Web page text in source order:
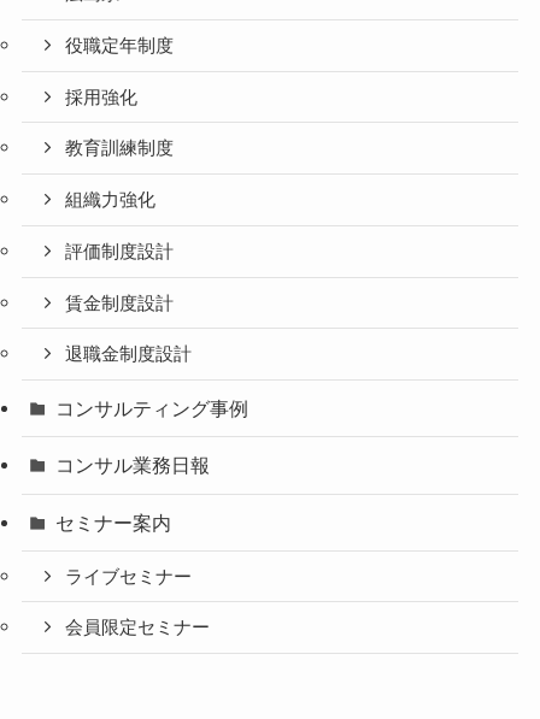
役職定年制度
採用強化
教育訓練制度
組織力強化
評価制度設計
賃金制度設計
退職金制度設計
コンサルティング事例
コンサル業務日報
セミナー案内
ライブセミナー
会員限定セミナー